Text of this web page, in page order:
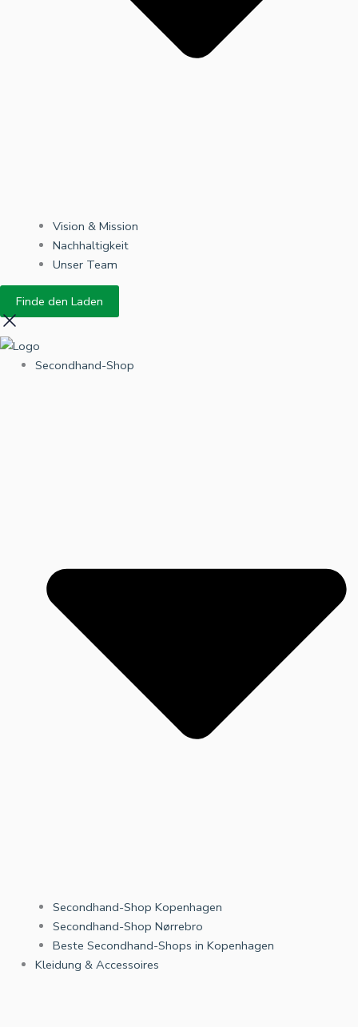
Vision & Mission
Nachhaltigkeit
Unser Team
Finde den Laden
Secondhand-Shop
Secondhand-Shop Kopenhagen
Secondhand-Shop Nørrebro
Beste Secondhand-Shops in Kopenhagen
Kleidung & Accessoires